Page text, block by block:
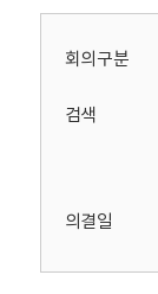
회
회의구분
검색
의결일